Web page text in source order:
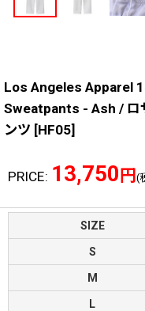
Los Angeles Apparel
Sweatpants - Ash / ロ
ンツ [HF05]
PRICE: 13,750円(
SIZE
S
M
L